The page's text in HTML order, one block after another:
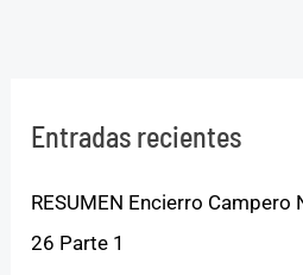
Entradas recientes
RESUMEN Encierro Campero
26 Parte 1